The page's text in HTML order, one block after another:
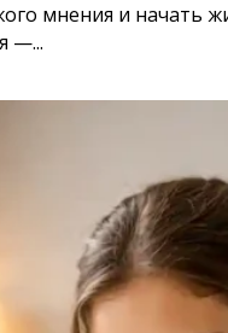
мнения и начать
—...